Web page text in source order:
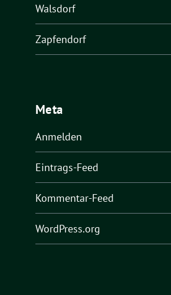
Walsdorf
Zapfendorf
Meta
Anmelden
Eintrags-Feed
Kommentar-Feed
WordPress.org